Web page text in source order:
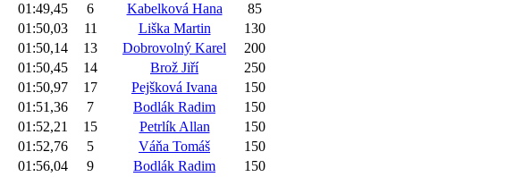
01:49,45 6 Kabelková Hana
85
01:50,03 11 Liška Martin
130
01:50,14 13 Dobrovolný Karel
200
01:50,45 14 Brož Jiří
250
01:50,97 17 Pejšková Ivana
150
01:51,36 7 Bodlák Radim
150
01:52,21 15 Petrlík Allan
150
01:52,76 5 Váňa Tomáš
150
01:56,04 9 Bodlák Radim
150